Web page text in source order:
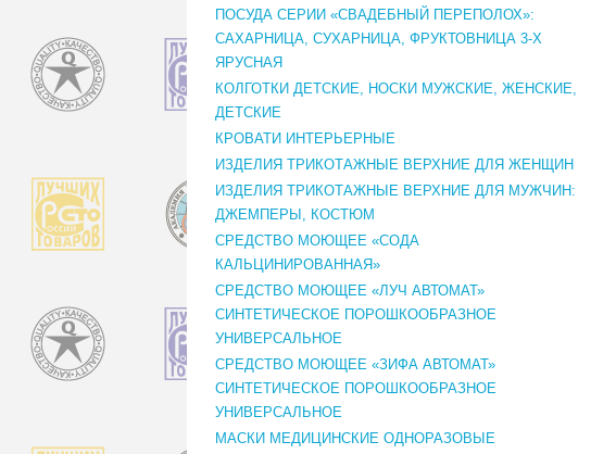
ПОСУДА СЕРИИ «СВАДЕБНЫЙ ПЕРЕПОЛОХ»:
САХАРНИЦА, СУХАРНИЦА, ФРУКТОВНИЦА 3-Х
ЯРУСНАЯ
КОЛГОТКИ ДЕТСКИЕ, НОСКИ МУЖСКИЕ, ЖЕНСКИЕ,
ДЕТСКИЕ
КРОВАТИ ИНТЕРЬЕРНЫЕ
ИЗДЕЛИЯ ТРИКОТАЖНЫЕ ВЕРХНИЕ ДЛЯ ЖЕНЩИН
ИЗДЕЛИЯ ТРИКОТАЖНЫЕ ВЕРХНИЕ ДЛЯ МУЖЧИН:
ДЖЕМПЕРЫ, КОСТЮМ
СРЕДСТВО МОЮЩЕЕ «СОДА
КАЛЬЦИНИРОВАННАЯ»
СРЕДСТВО МОЮЩЕЕ «ЛУЧ АВТОМАТ»
СИНТЕТИЧЕСКОЕ ПОРОШКООБРАЗНОЕ
УНИВЕРСАЛЬНОЕ
СРЕДСТВО МОЮЩЕЕ «ЗИФА АВТОМАТ»
СИНТЕТИЧЕСКОЕ ПОРОШКООБРАЗНОЕ
УНИВЕРСАЛЬНОЕ
МАСКИ МЕДИЦИНСКИЕ ОДНОРАЗОВЫЕ